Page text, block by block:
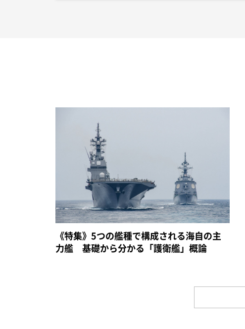
《特集》5つの艦種で構成される海自の主
力艦 基礎から分かる「護衛艦」概論